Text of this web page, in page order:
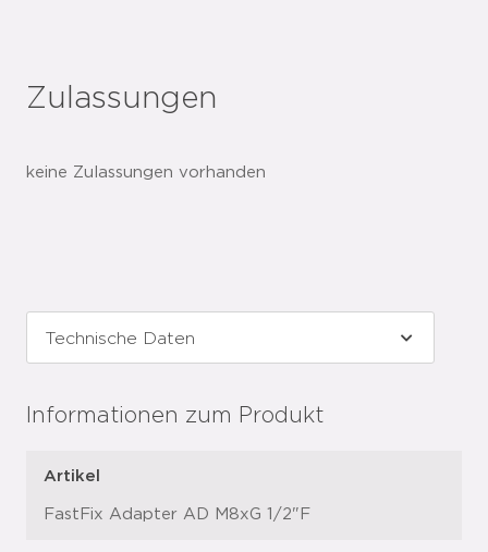
Zulassungen
keine Zulassungen vorhanden
Informationen zum Produkt
Artikel
FastFix Adapter AD M8xG 1/2"F